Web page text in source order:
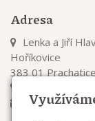
Adresa
Lenka a Jiří
Hoříkovice
383 01